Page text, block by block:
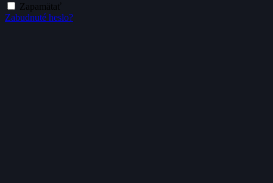
Zapamätať
Zabudnuté heslo?